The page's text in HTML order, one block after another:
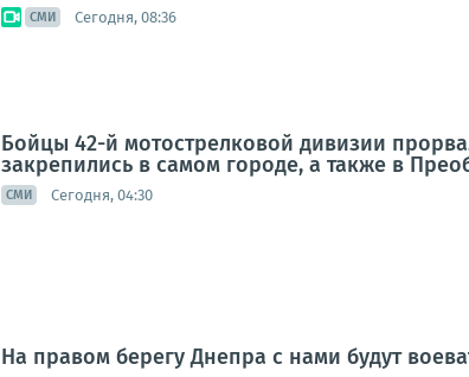
СМИ Сегодня, 08:36
Бойцы 42-й мотострелковой дивизии
закрепились в самом городе, а также в
СМИ Сегодня, 04:30
На правом берегу Днепра с нами будут